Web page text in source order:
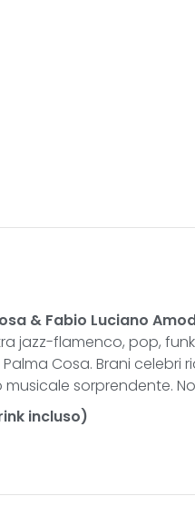
& Fabio Luciano
jazz-flamenco, pop,
Cosa. Brani celebri
sorprendente.
incluso)